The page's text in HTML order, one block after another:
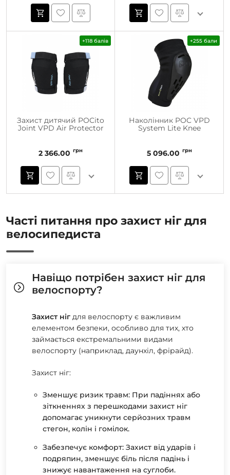
+118 балів
Захист дитячий POCito
Joint VPD Air Protector
2 366.00 грн
+255 бали
Наколінник POC VPD
System Lite Knee
5 096.00 грн
Часті питання про захист ніг для
велосипедиста
Навіщо потрібен захист ніг для
велоспорту?
Захист ніг для велоспорту є важливим
елементом безпеки, особливо для тих, хто
займається екстремальними видами
велоспорту (наприклад, даунхіл, фрірайд).
Захист ніг:
Зменшує ризик травм: При падіннях або
зіткненнях з перешкодами захист ніг
допомагає уникнути серйозних травм
стегон, колін і гомілок.
Забезпечує комфорт: Захист від ударів і
подряпин, зменшує біль після падінь і
знижує навантаження на суглоби.